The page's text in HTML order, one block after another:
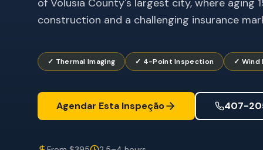
of Volusia County's largest city, where aging
construction and a challenging insurance
✓ Thermal Imaging ✓ 4-Point Inspection ✓ Wind
Agendar Esta Inspeção 407-